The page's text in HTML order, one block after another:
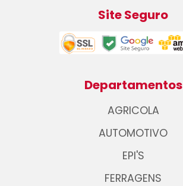
Site Seguro
Departamentos
AGRICOLA
AUTOMOTIVO
EPI'S
FERRAGENS